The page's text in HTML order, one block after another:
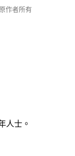
作者所有
人士。